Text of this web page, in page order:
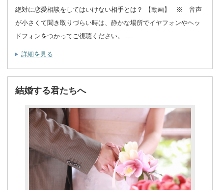
絶対に恋愛相談をしてはいけない相手とは？ 【動画】 ※ 音声
が小さくて聞き取りづらい時は、静かな場所でイヤフォンやヘッ
ドフォンをつかってご視聴ください。 …
詳細を見る
結婚する君たちへ